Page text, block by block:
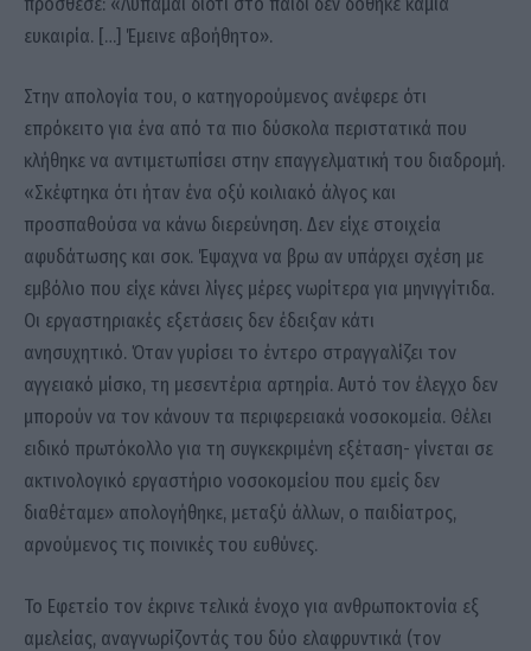
ευκαιρία. […] Έμεινε αβοήθητο».
Στην απολογία του, ο κατηγορούμενος ανέφερε ότι
επρόκειτο για ένα από τα πιο δύσκολα περιστατικά που
κλήθηκε να αντιμετωπίσει στην επαγγελματική του διαδρομή.
«Σκέφτηκα ότι ήταν ένα οξύ κοιλιακό άλγος και
προσπαθούσα να κάνω διερεύνηση. Δεν είχε στοιχεία
αφυδάτωσης και σοκ. Έψαχνα να βρω αν υπάρχει σχέση με
εμβόλιο που είχε κάνει λίγες μέρες νωρίτερα για μηνιγγίτιδα.
Οι εργαστηριακές εξετάσεις δεν έδειξαν κάτι
ανησυχητικό. Όταν γυρίσει το έντερο στραγγαλίζει τον
αγγειακό μίσκο, τη μεσεντέρια αρτηρία. Αυτό τον έλεγχο δεν
μπορούν να τον κάνουν τα περιφερειακά νοσοκομεία. Θέλει
ειδικό πρωτόκολλο για τη συγκεκριμένη εξέταση- γίνεται σε
ακτινολογικό εργαστήριο νοσοκομείου που εμείς δεν
διαθέταμε» απολογήθηκε, μεταξύ άλλων, ο παιδίατρος,
αρνούμενος τις ποινικές του ευθύνες.
Το Εφετείο τον έκρινε τελικά ένοχο για ανθρωποκτονία εξ
αμελείας, αναγνωρίζοντάς του δύο ελαφρυντικά (τον